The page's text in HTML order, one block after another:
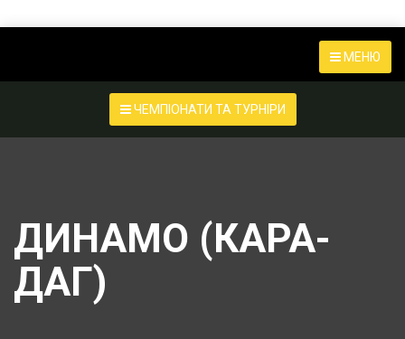
МЕНЮ
ЧЕМПІОНАТИ ТА ТУРНІРИ
ДИНАМО (КАРА-
ДАГ)